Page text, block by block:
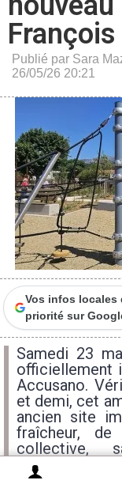
Publié par Sara
26/05/26 20:21
Vos infos locales
priorité sur
Samedi 23
officiellement
Accusano.
et demi, cet
ancien site
fraîcheur,
collective,
distinctions